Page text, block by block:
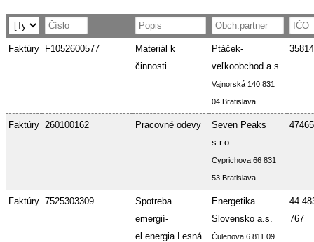
Faktúry F1052600577
Materiál k
činnosti
Ptáček-
veľkoobchod a.s.
Vajnorská 140 831
04 Bratislava
Faktúry 260100162 Pracovné odevy
Seven Peaks
s.r.o.
Cyprichova 66 831
53 Bratislava
Faktúry 7525303309
Spotreba
emergií-
el.energia Lesná
Energetika
Slovensko a.s.
Čulenova 6 811 09
44
767